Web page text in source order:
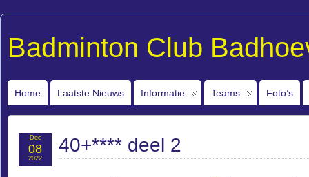
Badminton Club
Home Laatste Nieuws Informatie Teams Foto’s
40+**** deel 2
Dec
08
2022